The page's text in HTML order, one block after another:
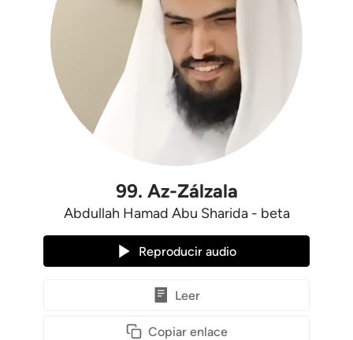
99. Az-Zálzala
Abdullah Hamad Abu Sharida - beta
Reproducir audio
Leer
Copiar enlace